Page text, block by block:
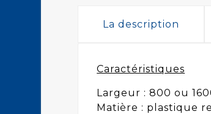
La description
Caractéristiques
Largeur : 800 ou
Matière : plastique